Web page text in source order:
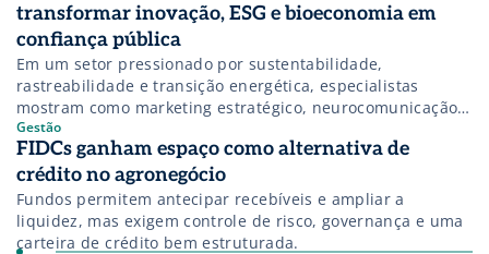
transformar inovação, ESG e bioeconomia em
confiança pública
Em um setor pressionado por sustentabilidade,
rastreabilidade e transição energética, especialistas
mostram como marketing estratégico, neurocomunicação e
comunicação baseada em evidências podem reposicionar
o agronegócio como protagonista da bioeconomia,
conectando produtividade, impacto e credibilidade.
Gestão
FIDCs ganham espaço como alternativa de
crédito no agronegócio
Fundos permitem antecipar recebíveis e ampliar a
liquidez, mas exigem controle de risco, governança e uma
carteira de crédito bem estruturada.